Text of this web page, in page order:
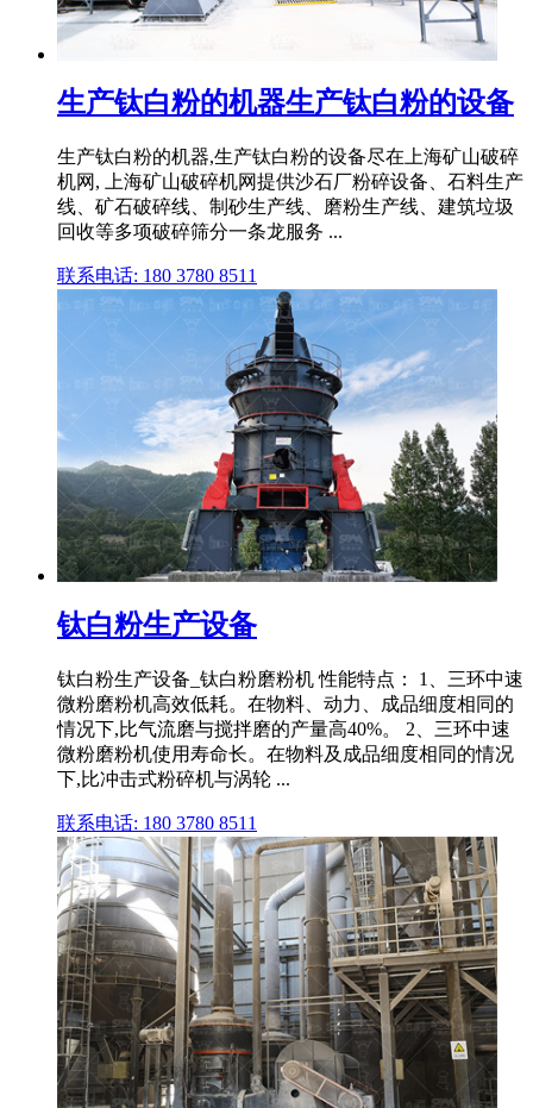
生产钛白粉的机器生产钛白粉的设备
生产钛白粉的机器,生产钛白粉的设备尽在上海矿山破碎
机网, 上海矿山破碎机网提供沙石厂粉碎设备、石料生产
线、矿石破碎线、制砂生产线、磨粉生产线、建筑垃圾
回收等多项破碎筛分一条龙服务 ...
联系电话: 180 3780 8511
钛白粉生产设备
钛白粉生产设备_钛白粉磨粉机 性能特点： 1、三环中速
微粉磨粉机高效低耗。在物料、动力、成品细度相同的
情况下,比气流磨与搅拌磨的产量高40%。 2、三环中速
微粉磨粉机使用寿命长。在物料及成品细度相同的情况
下,比冲击式粉碎机与涡轮 ...
联系电话: 180 3780 8511